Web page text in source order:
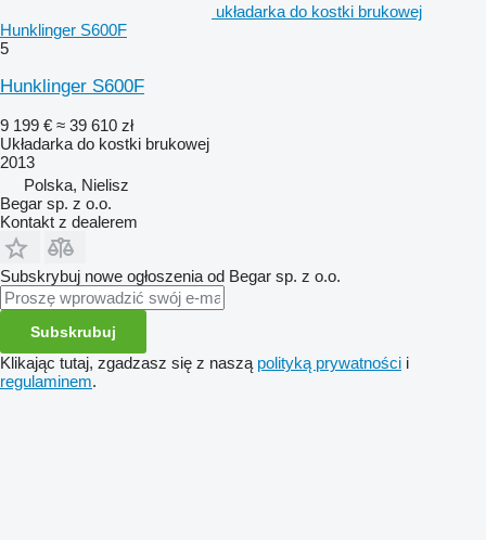
układarka do kostki brukowej
Hunklinger S600F
5
Hunklinger S600F
9 199 € ≈ 39 610 zł
Układarka do kostki brukowej
2013
Polska, Nielisz
Begar sp. z o.o.
Kontakt z dealerem
Subskrybuj nowe ogłoszenia od Begar sp. z o.o.
Subskrubuj
Klikając tutaj, zgadzasz się z naszą polityką prywatności i
regulaminem.